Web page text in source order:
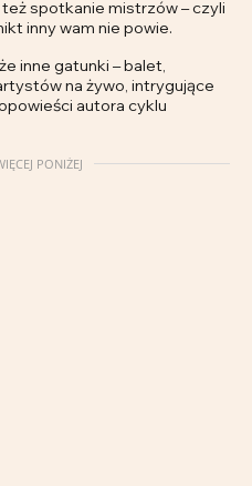
spotkanie mistrzów – czyli
inny wam nie powie.
inne gatunki – balet,
na żywo, intrygujące
autora cyklu
PONIŻEJ